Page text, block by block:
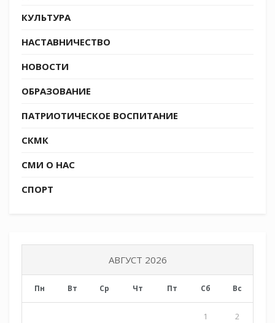
КУЛЬТУРА
НАСТАВНИЧЕСТВО
НОВОСТИ
ОБРАЗОВАНИЕ
ПАТРИОТИЧЕСКОЕ ВОСПИТАНИЕ
СКМК
СМИ О НАС
СПОРТ
АВГУСТ 2026
Пн Вт Ср Чт Пт Сб Вс
1 2